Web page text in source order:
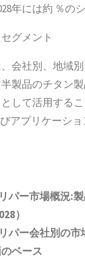
年には約 ％の
グメント
会社別、地域
製品のチタン
して活用する
アプリケーシ
パー市場概況:
）
パー会社別の
のベース